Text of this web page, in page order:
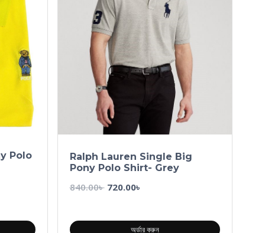
Polo
Ralph Lauren Single Big
Pony Polo Shirt- Grey
840.00৳ 720.00৳
অর্ডার করুন